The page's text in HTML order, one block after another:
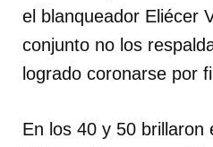
cuenta
el blanqueador Eliécer
conjunto no los
logrado coronarse por
En los 40 y 50 brillaron